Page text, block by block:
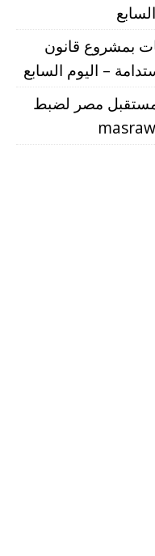
بمشروع قانون
– اليوم السابع
مستقبل مصر لضبط